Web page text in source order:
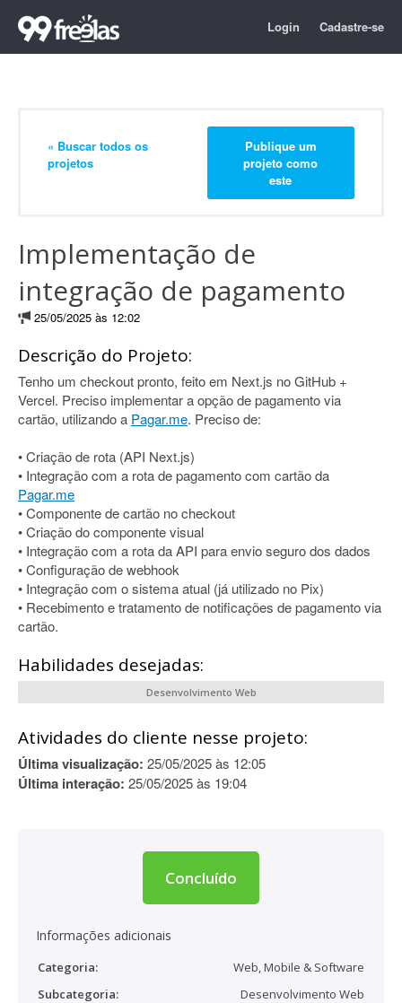
Login Cadastre-se
« Buscar todos os
projetos
Publique um
projeto como
este
Implementação de
integração de pagamento
25/05/2025 às 12:02
Descrição do Projeto:
Tenho um checkout pronto, feito em Next.js no GitHub +
Vercel. Preciso implementar a opção de pagamento via
cartão, utilizando a Pagar.me. Preciso de:
• Criação de rota (API Next.js)
• Integração com a rota de pagamento com cartão da
Pagar.me
• Componente de cartão no checkout
• Criação do componente visual
• Integração com a rota da API para envio seguro dos dados
• Configuração de webhook
• Integração com o sistema atual (já utilizado no Pix)
• Recebimento e tratamento de notificações de pagamento via
cartão.
Habilidades desejadas:
Desenvolvimento Web
Atividades do cliente nesse projeto:
Última visualização: 25/05/2025 às 12:05
Última interação: 25/05/2025 às 19:04
Concluído
Informações adicionais
Categoria:
Web, Mobile & Software
Subcategoria:
Desenvolvimento Web